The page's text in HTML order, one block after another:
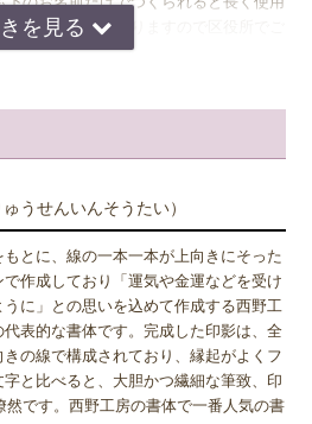
しれません。女性用は、10.5ミリがおす
、当店で分類上分けさせて頂いており
た場合でも、実印や認印として、また
途は、お客様のご判断でご使用頂けま
録できない所もありますので区役所でご
がいいかと思いますので当店では風格を
深いものなら読みやすい印相体をオスス
お客様
字一文字のお客様の場合は "たて" "ヨ
のかお問い合わせを頂きます。 "たて"
も、選択によりデザインが変わること
コ" どちらかをご選択願います。
うせんいんそうたい）
もとに、線の一本一本が上向きにそった
で作成しており「運気や金運などを受け
うに」との思いを込めて作成する西野工
代表的な書体です。完成した印影は、全
きの線で構成されており、縁起がよくフ
字と比べると、大胆かつ繊細な筆致、印
然です。西野工房の書体で一番人気の書